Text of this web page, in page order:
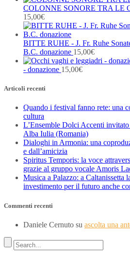
COLONNE SONORE TRA LE
15,00€
BITTE RUHE - J. Fr. Ruhe
B.C. donazione 15,00€
- donazione 15,00€
Articoli recenti
Quando i festival fanno rete: una
cultura
L’Ensemble Dolci Accenti
Alba Iulia (Romania)
Dialoghi in Armonia: una
e dall’amicizia
Spiritus Temporis: la voce
grazie al gruppo vocale Amoris
Musica a Palazzo: a Caltanissetta
investimento per il futuro anche
Commenti recenti
Daniele Cernuto su ascolta una